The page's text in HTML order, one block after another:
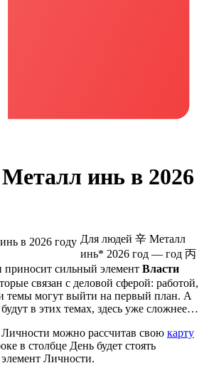
инь в 2026
Для людей 辛 Металл
инь* 2026 год — год 丙
сильный элемент Власти
связан с деловой сферой: работой,
темы могут выйти на первый план. А
будут в этих темах, здесь уже сложнее…
можно рассчитав свою карту
в столбце День будет стоять
Личности.